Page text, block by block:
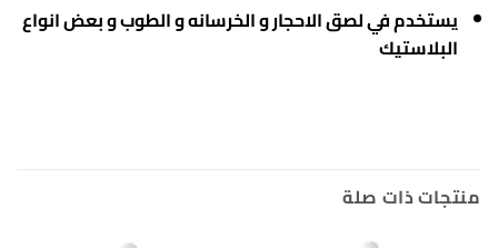
يستخدم في لصق الاحجار و الخرسانه و الطوب و بعض انواع
البلاستيك
منتجات ذات صلة